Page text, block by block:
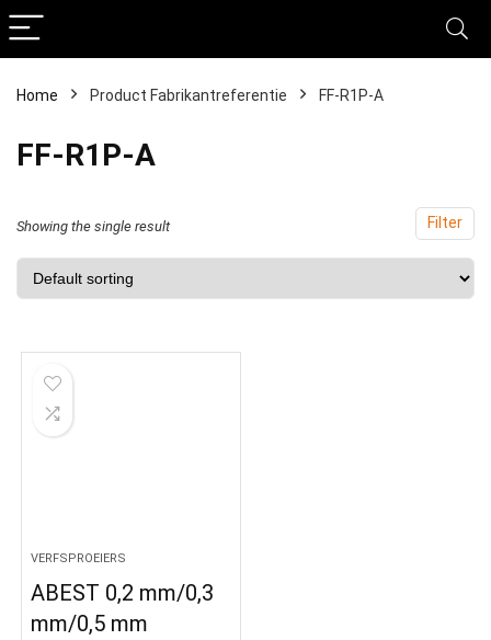
Home Product Fabrikantreferentie ‎FF-R1P-A
‎FF-R1P-A
Filter
Showing the single result
VERFSPROEIERS
ABEST 0,2 mm/0,3
mm/0,5 mm